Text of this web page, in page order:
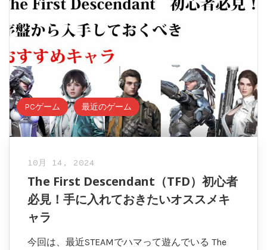
PCゲーム 最近のゲーム
10月 14, 2024
The First Descendant（TFD）初心者
必見！手に入れておきたいオススメキ
ャラ
今回は、最近STEAMでハマって遊んでいる The